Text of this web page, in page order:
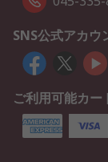
SNS公式アカウ
ご利用可能カー